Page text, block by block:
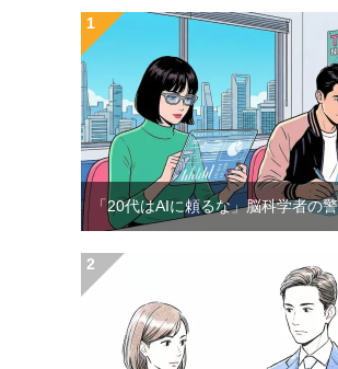
「20代はAIに頼るな」脳科学者の